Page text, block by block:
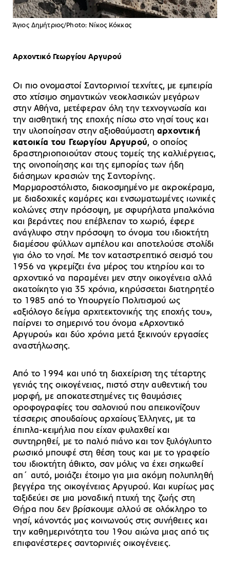
Άγιος Δημήτριος/Photo: Νίκος Κόκκας
Αρχοντικό Γεωργίου Αργυρού
Οι πιο ονομαστοί Σαντορινιοί τεχνίτες, με εμπειρία
στο χτίσιμο σημαντικών νεοκλασικών μεγάρων
στην Αθήνα, μετέφεραν όλη την τεχνογνωσία και
την αισθητική της εποχής πίσω στο νησί τους και
την υλοποίησαν στην αξιοθαύμαστη αρχοντική
κατοικία του Γεωργίου Αργυρού, ο οποίος
δραστηριοποιούταν στους τομείς της καλλιέργειας,
της οινοποίησης και της εμπορίας των ήδη
διάσημων κρασιών της Σαντορίνης.
Μαρμαροστόλιστο, διακοσμημένο με ακροκέραμα,
με διαδοχικές καμάρες και ενσωματωμένες ιωνικές
κολώνες στην πρόσοψη, με σφυρήλατα μπαλκόνια
και βεράντες που επέβλεπαν το χωριό, έφερε
ανάγλυφο στην πρόσοψη το όνομα του ιδιοκτήτη
διαμέσου φύλλων αμπέλου και αποτελούσε στολίδι
για όλο το νησί. Με τον καταστρεπτικό σεισμό του
1956 να γκρεμίζει ένα μέρος του κτηρίου και το
αρχοντικό να παραμένει μεν στην οικογένεια αλλά
ακατοίκητο για 35 χρόνια, κηρύσσεται διατηρητέο
το 1985 από το Υπουργείο Πολιτισμού ως
«αξιόλογο δείγμα αρχιτεκτονικής της εποχής του»,
παίρνει το σημερινό του όνομα «Αρχοντικό
Αργυρού» και δύο χρόνια μετά ξεκινούν εργασίες
αναστήλωσης.
Από το 1994 και υπό τη διαχείριση της τέταρτης
γενιάς της οικογένειας, πιστό στην αυθεντική του
μορφή, με αποκατεστημένες τις θαυμάσιες
οροφογραφίες του σαλονιού που απεικονίζουν
τέσσερις σπουδαίους αρχαίους Έλληνες, με τα
έπιπλα-κειμήλια που είχαν φυλαχθεί και
συντηρηθεί, με το παλιό πιάνο και τον ξυλόγλυπτο
ρωσικό μπουφέ στη θέση τους και με το γραφείο
του ιδιοκτήτη άθικτο, σαν μόλις να έχει σηκωθεί
απ΄ αυτό, μοιάζει έτοιμο για μια ακόμη πολυπληθή
βεγγέρα της οικογένειας Αργυρού. Και κυρίως μας
ταξιδεύει σε μια μοναδική πτυχή της ζωής στη
Θήρα που δεν βρίσκουμε αλλού σε ολόκληρο το
νησί, κάνοντάς μας κοινωνούς στις συνήθειες και
την καθημερινότητα του 19ου αιώνα μιας από τις
επιφανέστερες σαντορινιές οικογένειες.